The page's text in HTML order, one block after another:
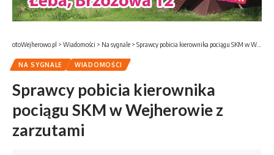
otoWejherowo.pl > Wiadomości > Na sygnale > Sprawcy pobicia kierownika pociągu SKM w Wejherowie z zarzutami
NA SYGNALE WIADOMOŚCI
Sprawcy pobicia kierownika
pociągu SKM w Wejherowie z
zarzutami